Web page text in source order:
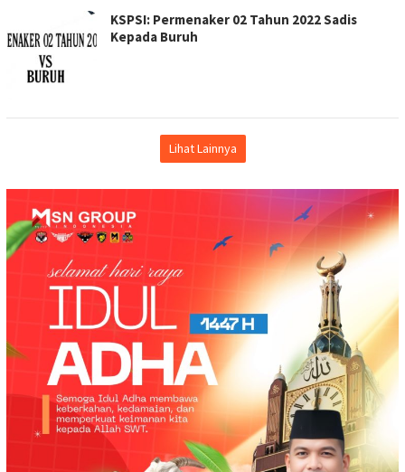
KSPSI: Permenaker 02 Tahun 2022 Sadis
Kepada Buruh
Lihat Lainnya